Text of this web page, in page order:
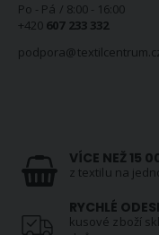
Po - Pá / 8:00 - 16:00
+420 607 233 332
VÍCE NEŽ 15
z textilu na
RYCHLÉ
kusové zboží